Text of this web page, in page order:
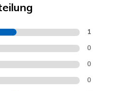
1
0
0
0